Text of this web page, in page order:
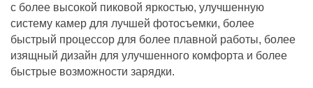
с более высокой пиковой яркостью, улучшенную
систему камер для лучшей фотосъемки, более
быстрый процессор для более плавной работы, более
изящный дизайн для улучшенного комфорта и более
быстрые возможности зарядки.